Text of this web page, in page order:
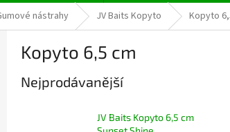
nástrahy JV Baits Kopyto Kopyto
Kopyto 6,5 cm
Nejprodávanější
JV Baits Kopyto 6,5 cm